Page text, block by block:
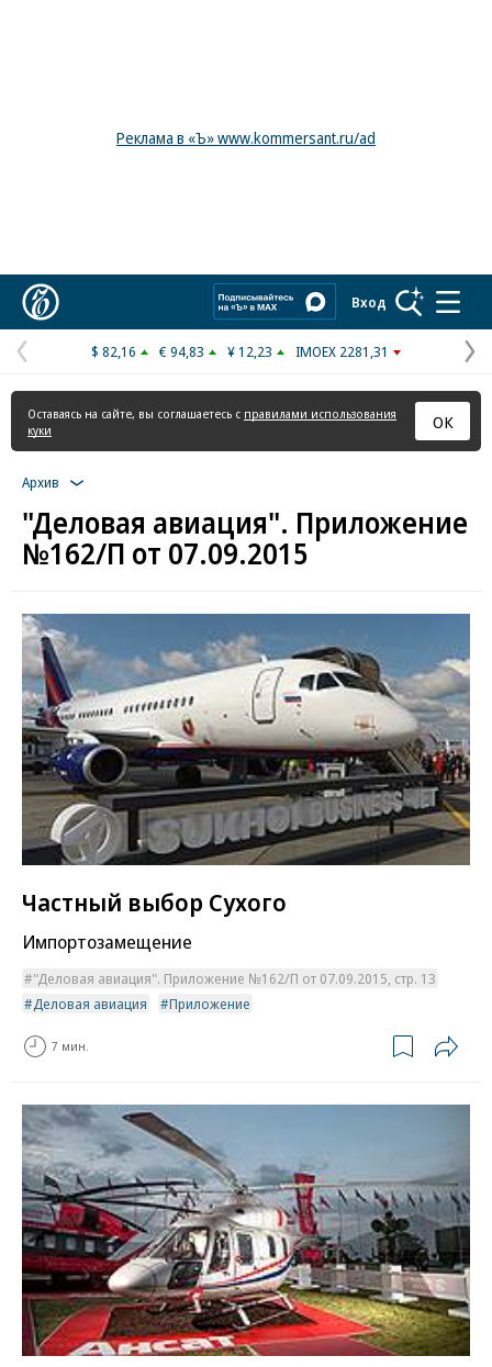
Реклама в «Ъ» www.kommersant.ru/ad
Вход
Предыдущая
страница
$ 82,16 € 94,83 ¥ 12,23 IMOEX 2281,31
Оставаясь на сайте, вы соглашаетесь с правилами использования
куки
ОК
Архив
"Деловая авиация". Приложение
№162/П от 07.09.2015
Частный выбор Сухого
Импортозамещение
"Деловая авиация". Приложение №162/П от 07.09.2015, стр. 13
Деловая авиация
Приложение
7 мин.